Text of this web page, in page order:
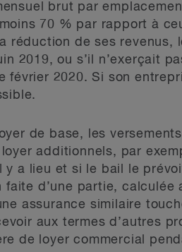
brut par
70 % par rapport à
réduction de ses
2019, ou s’il n’exerçait
février 2020. Si son
de base, les
additionnels, par
y a lieu et si le bail le
d’une partie,
assurance similaire
aux termes d’autres
de loyer commercial